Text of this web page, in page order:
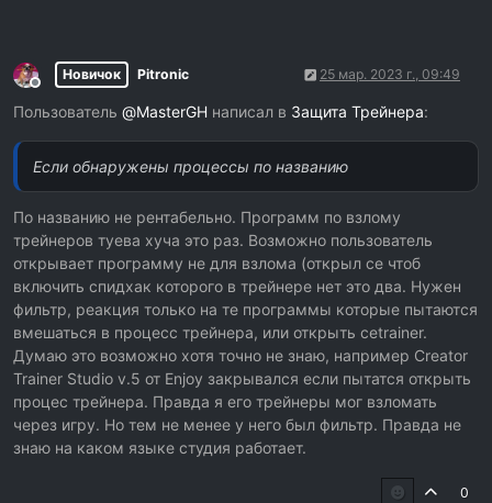
Не в сети
Новичок Pitronic 25 мар. 2023 г., 09:49
Пользователь @MasterGH написал в Защита Трейнера:
Если обнаружены процессы по названию
По названию не рентабельно. Программ по взлому
трейнеров туева хуча это раз. Возможно пользователь
открывает программу не для взлома (открыл се чтоб
включить спидхак которого в трейнере нет это два. Нужен
фильтр, реакция только на те программы которые пытаются
вмешаться в процесс трейнера, или открыть cetrainer.
Думаю это возможно хотя точно не знаю, например Creator
Trainer Studio v.5 от Enjoy закрывался если пытатся открыть
процес трейнера. Правда я его трейнеры мог взломать
через игру. Но тем не менее у него был фильтр. Правда не
знаю на каком языке студия работает.
0